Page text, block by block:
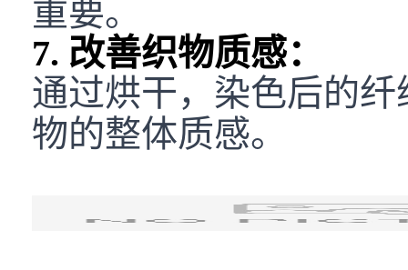
重要。
7. 改善织物质感：
通过烘干，染色后的
物的整体质感。